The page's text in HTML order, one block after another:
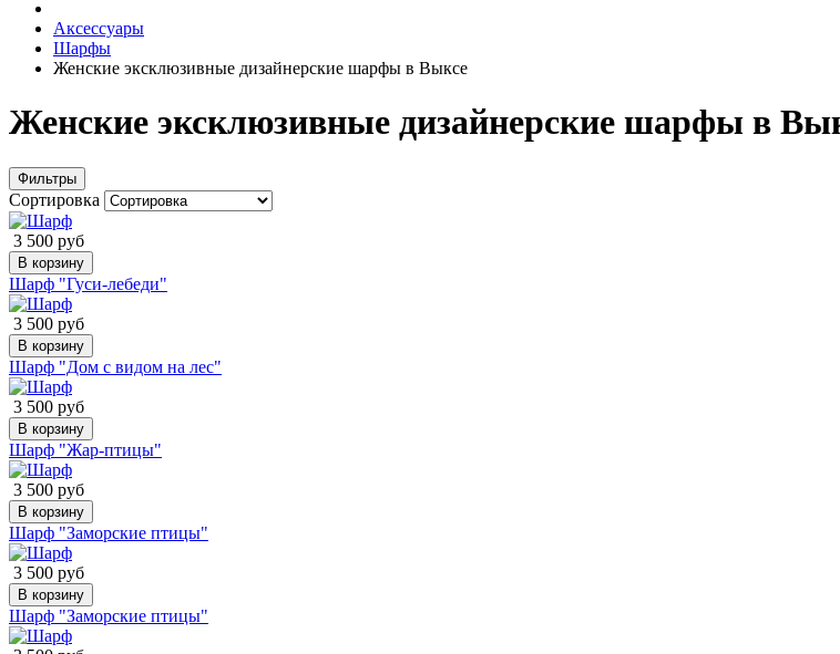
Аксессуары
Шарфы
Женские эксклюзивные дизайнерские шарфы в Выксе
Женские эксклюзивные дизайнерские шарфы в
Фильтры
Сортировка
3 500 руб
В корзину
Шарф "Гуси-лебеди"
3 500 руб
В корзину
Шарф "Дом с видом на лес"
3 500 руб
В корзину
Шарф "Жар-птицы"
3 500 руб
В корзину
Шарф "Заморские птицы"
3 500 руб
В корзину
Шарф "Заморские птицы"